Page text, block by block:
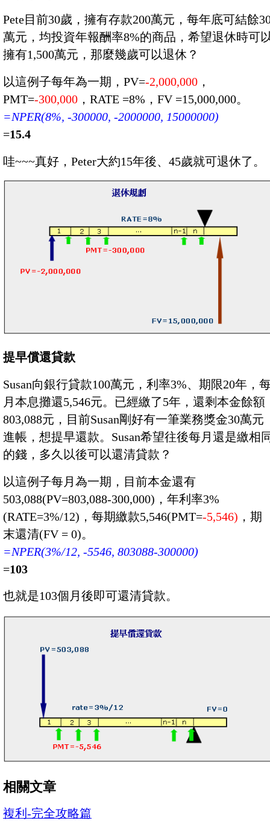
Pete目前30歲，擁有存款200萬元，每年底可結餘
萬元，均投資年報酬率8%的商品，希望退休時可
擁有1,500萬元，那麼幾歲可以退休？
以這例子每年為一期，PV=-2,000,000 ，
PMT=-300,000 ，RATE =8%，FV =15,000,000。
=NPER(8%, -300000, -2000000, 15000000)
=15.4
哇~~~真好，Peter大約15年後、45歲就可退休了。
提早償還貸款
Susan向銀行貸款100萬元，利率3%、期限20年，
月本息攤還5,546元。已經繳了5年，還剩本金餘額
803,088元，目前Susan剛好有一筆業務獎金30萬元
進帳，想提早還款。Susan希望往後每月還是繳相
的錢，多久以後可以還清貸款？
以這例子每月為一期，目前本金還有
503,088(PV=803,088-300,000)，年利率3%
(RATE=3%/12)，每期繳款5,546(PMT=-5,546) ，期
末還清(FV = 0)。
=NPER(3%/12, -5546, 803088-300000)
=103
也就是103個月後即可還清貸款。
相關文章
複利-完全攻略篇